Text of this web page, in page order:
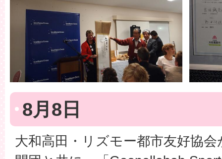
8月8日
大和高田・リズモー都市友好協